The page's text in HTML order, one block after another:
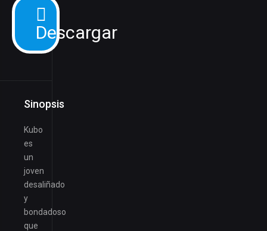
Descargar
Sinopsis
Kubo
es
un
joven
desaliñado
y
bondadoso
que